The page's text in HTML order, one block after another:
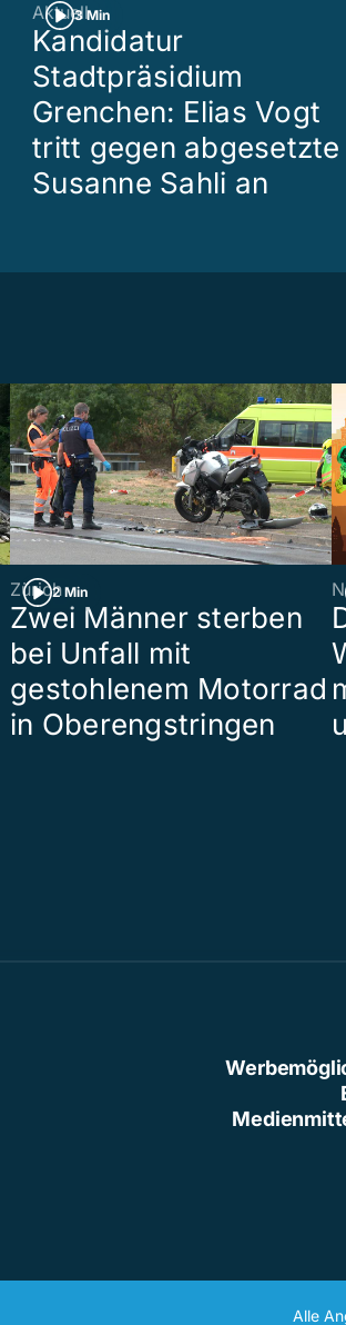
3 Min
Aktuell
Kandidatur
Stadtpräsidium
Grenchen: Elias Vogt
tritt gegen abgesetzte
Susanne Sahli an
2 Min
Zürich
Zwei Männer sterben
bei Unfall mit
gestohlenem Motorrad
in Oberengstringen
Alle